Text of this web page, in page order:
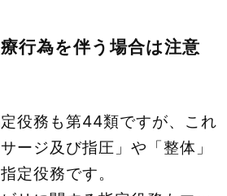
行為を伴う場合は注意
定役務も第44類ですが、これ
ージ及び指圧」や「整体」
定役務です。